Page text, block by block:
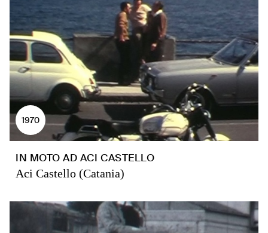
1970
IN MOTO AD ACI CASTELLO
Aci Castello (Catania)